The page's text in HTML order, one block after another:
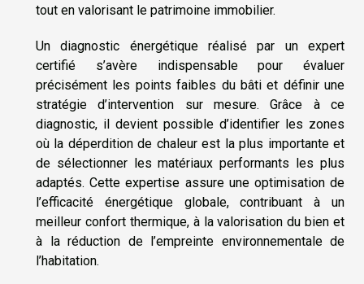
tout en valorisant le patrimoine immobilier.
Un diagnostic énergétique réalisé par un expert
certifié s’avère indispensable pour évaluer
précisément les points faibles du bâti et définir une
stratégie d’intervention sur mesure. Grâce à ce
diagnostic, il devient possible d’identifier les zones
où la déperdition de chaleur est la plus importante et
de sélectionner les matériaux performants les plus
adaptés. Cette expertise assure une optimisation de
l’efficacité énergétique globale, contribuant à un
meilleur confort thermique, à la valorisation du bien et
à la réduction de l’empreinte environnementale de
l’habitation.